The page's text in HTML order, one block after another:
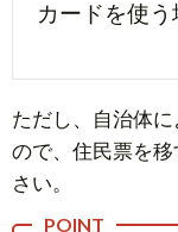
カードを使う
ただし、自治体
ので、住民票を
さい。